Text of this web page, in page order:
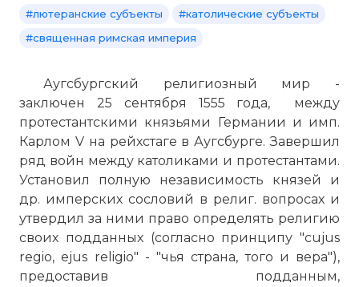
#лютеранские субъекты
#католические субъекты
#священная римская империя
Аугсбургский религиозный мир -
заключен 25 сентября 1555 года, между
протестантскими князьями Германии и имп.
Карлом V на рейхстаге в Аугсбурге. Завершил
ряд войн между католиками и протестантами.
Установил полную независимость князей и
др. имперских сословий в религ. вопросах и
утвердил за ними право определять религию
своих подданных (согласно принципу "cujus
regio, ejus religio" - "чья страна, того и вера"),
предоставив подданным,